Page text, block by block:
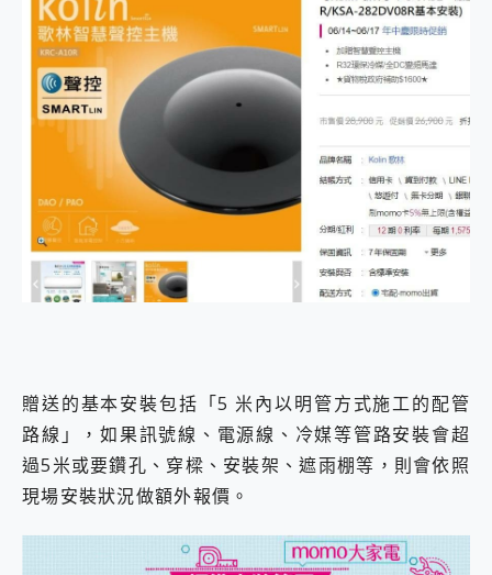
贈送的基本安裝包括「5 米內以明管方式施工的配管
路線」，如果訊號線、電源線、冷媒等管路安裝會超
過5米或要鑽孔、穿樑、安裝架、遮雨棚等，則會依照
現場安裝狀況做額外報價。